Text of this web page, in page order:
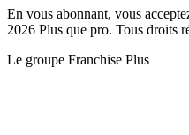
En vous abonnant, vous
2026 Plus que pro. Tous droits
Le groupe Franchise Plus